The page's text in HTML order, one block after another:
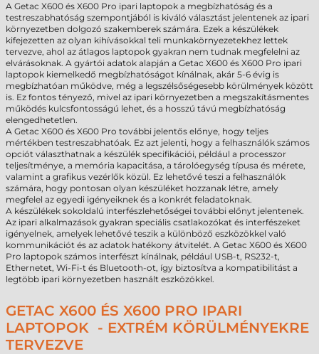
A Getac X600 és X600 Pro ipari laptopok a megbízhatóság és a
testreszabhatóság szempontjából is kiváló választást jelentenek az ipari
környezetben dolgozó szakemberek számára. Ezek a készülékek
kifejezetten az olyan kihívásokkal teli munkakörnyezetekhez lettek
tervezve, ahol az átlagos laptopok gyakran nem tudnak megfelelni az
elvárásoknak. A gyártói adatok alapján a Getac X600 és X600 Pro ipari
laptopok kiemelkedő megbízhatóságot kínálnak, akár 5-6 évig is
megbízhatóan működve, még a legszélsőségesebb körülmények között
is. Ez fontos tényező, mivel az ipari környezetben a megszakításmentes
működés kulcsfontosságú lehet, és a hosszú távú megbízhatóság
elengedhetetlen.
A Getac X600 és X600 Pro további jelentős előnye, hogy teljes
mértékben testreszabhatóak. Ez azt jelenti, hogy a felhasználók számos
opciót választhatnak a készülék specifikációi, például a processzor
teljesítménye, a memória kapacitása, a tárolóegység típusa és mérete,
valamint a grafikus vezérlők közül. Ez lehetővé teszi a felhasználók
számára, hogy pontosan olyan készüléket hozzanak létre, amely
megfelel az egyedi igényeiknek és a konkrét feladatoknak.
A készülékek sokoldalú interfészlehetőségei további előnyt jelentenek.
Az ipari alkalmazások gyakran speciális csatlakozókat és interfészeket
igényelnek, amelyek lehetővé teszik a különböző eszközökkel való
kommunikációt és az adatok hatékony átvitelét. A Getac X600 és X600
Pro laptopok számos interfészt kínálnak, például USB-t, RS232-t,
Ethernetet, Wi-Fi-t és Bluetooth-ot, így biztosítva a kompatibilitást a
legtöbb ipari környezetben használt eszközökkel.
GETAC X600 ÉS X600 PRO IPARI
LAPTOPOK - EXTRÉM KÖRÜLMÉNYEKRE
TERVEZVE